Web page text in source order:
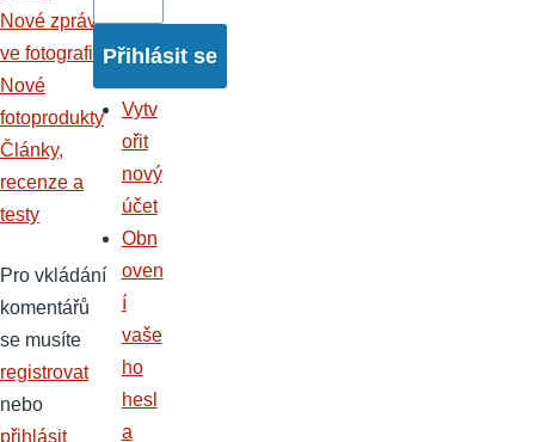
Nové zprávy
ve fotografii
Nové
fotoprodukty
Články,
recenze a
testy
Pro vkládání
komentářů
se musíte
registrovat
nebo
přihlásit
Vytv
ořit
nový
účet
Obn
oven
í
vaše
ho
hesl
a